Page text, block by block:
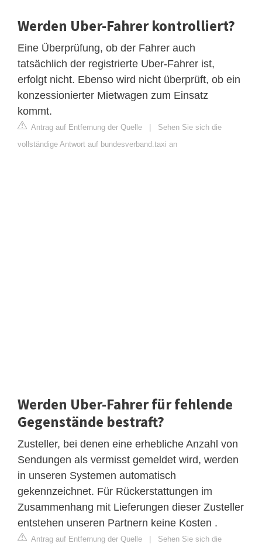
Werden Uber-Fahrer kontrolliert?
Eine Überprüfung, ob der Fahrer auch
tatsächlich der registrierte Uber-Fahrer ist,
erfolgt nicht. Ebenso wird nicht überprüft, ob ein
konzessionierter Mietwagen zum Einsatz
kommt.
Antrag auf Entfernung der Quelle
Sehen Sie sich die
vollständige Antwort auf bundesverband.taxi an
Werden Uber-Fahrer für fehlende
Gegenstände bestraft?
Zusteller, bei denen eine erhebliche Anzahl von
Sendungen als vermisst gemeldet wird, werden
in unseren Systemen automatisch
gekennzeichnet. Für Rückerstattungen im
Zusammenhang mit Lieferungen dieser Zusteller
entstehen unseren Partnern keine Kosten .
Antrag auf Entfernung der Quelle
Sehen Sie sich die